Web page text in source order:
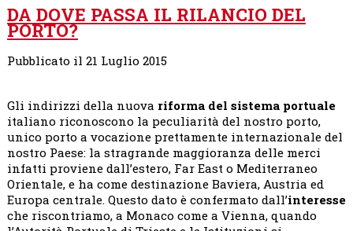
CAPITALE
DEL
UNA
CITTÀ.
DA DOVE PASSA IL RILANCIO DEL
PORTO?
Pubblicato il 21 Luglio 2015
Gli indirizzi della nuova riforma del sistema portuale
italiano riconoscono la peculiarità del nostro porto,
unico porto a vocazione prettamente internazionale del
nostro Paese: la stragrande maggioranza delle merci
infatti proviene dall’estero, Far East o Mediterraneo
Orientale, e ha come destinazione Baviera, Austria ed
Europa centrale. Questo dato è confermato dall’interesse
che riscontriamo, a Monaco come a Vienna, quando